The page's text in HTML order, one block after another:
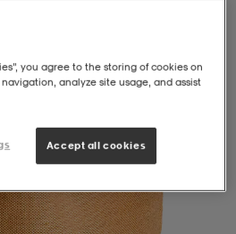
you agree to the storing of cookies on
analyze site usage, and assist
Accept all cookies